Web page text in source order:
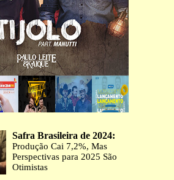
Safra Brasileira de 2024:
Produção Cai 7,2%, Mas
Perspectivas para 2025 São
Otimistas